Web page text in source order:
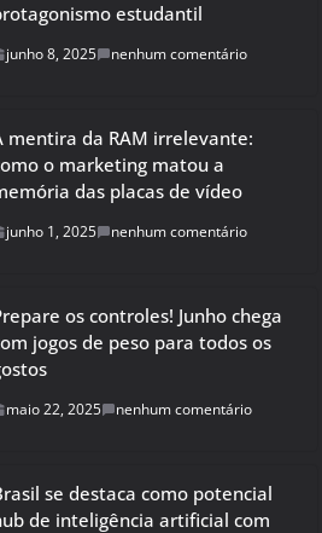
estudantil
junho 8, 2025 nenhum comentário
mentira da RAM irrelevante:
o marketing matou a
das placas de vídeo
junho 1, 2025 nenhum comentário
os controles! Junho chega
jogos de peso para todos os
maio 22, 2025 nenhum comentário
se destaca como potencial
de inteligência artificial com